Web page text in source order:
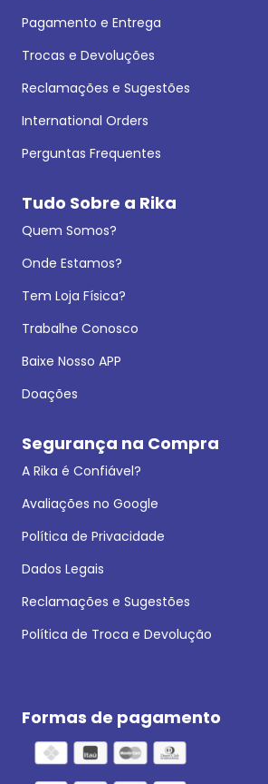
Pagamento e Entrega
Trocas e Devoluções
Reclamações e Sugestões
International Orders
Perguntas Frequentes
Tudo Sobre a Rika
Quem Somos?
Onde Estamos?
Tem Loja Física?
Trabalhe Conosco
Baixe Nosso APP
Doações
Segurança na Compra
A Rika é Confiável?
Avaliações no Google
Política de Privacidade
Dados Legais
Reclamações e Sugestões
Política de Troca e Devolução
Formas de pagamento